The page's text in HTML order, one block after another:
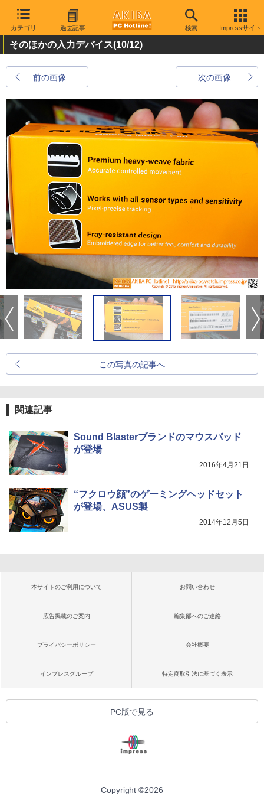
カテゴリ 過去記事 検索 Impressサイト
そのほかの入力デバイス(10/12)
前の画像 次の画像
この写真の記事へ
関連記事
Sound Blasterブランドのマウスパッド
が登場
2016年4月21日
“フクロウ顔”のゲーミングヘッドセット
が登場、ASUS製
2014年12月5日
本サイトのご利用について お問い合わせ
広告掲載のご案内 編集部へのご連絡
プライバシーポリシー 会社概要
インプレスグループ 特定商取引法に基づく表示
PC版で見る
Copyright ©2026